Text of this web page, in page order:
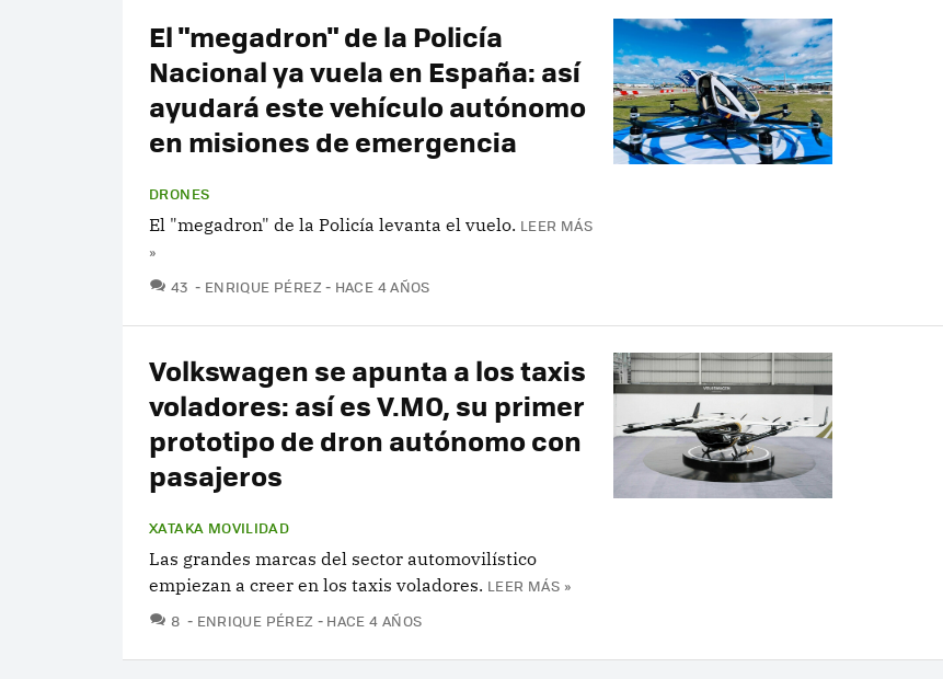
El "megadron" de la Policía
Nacional ya vuela en España: así
ayudará este vehículo autónomo
en misiones de emergencia
DRONES
El "megadron" de la Policía levanta el vuelo. LEER MÁS
»
43 COMENTARIOS
ENRIQUE PÉREZ HACE 4 AÑOS
Volkswagen se apunta a los taxis
voladores: así es V.MO, su primer
prototipo de dron autónomo con
pasajeros
XATAKA MOVILIDAD
Las grandes marcas del sector automovilístico
empiezan a creer en los taxis voladores. LEER MÁS »
8 COMENTARIOS
ENRIQUE PÉREZ HACE 4 AÑOS